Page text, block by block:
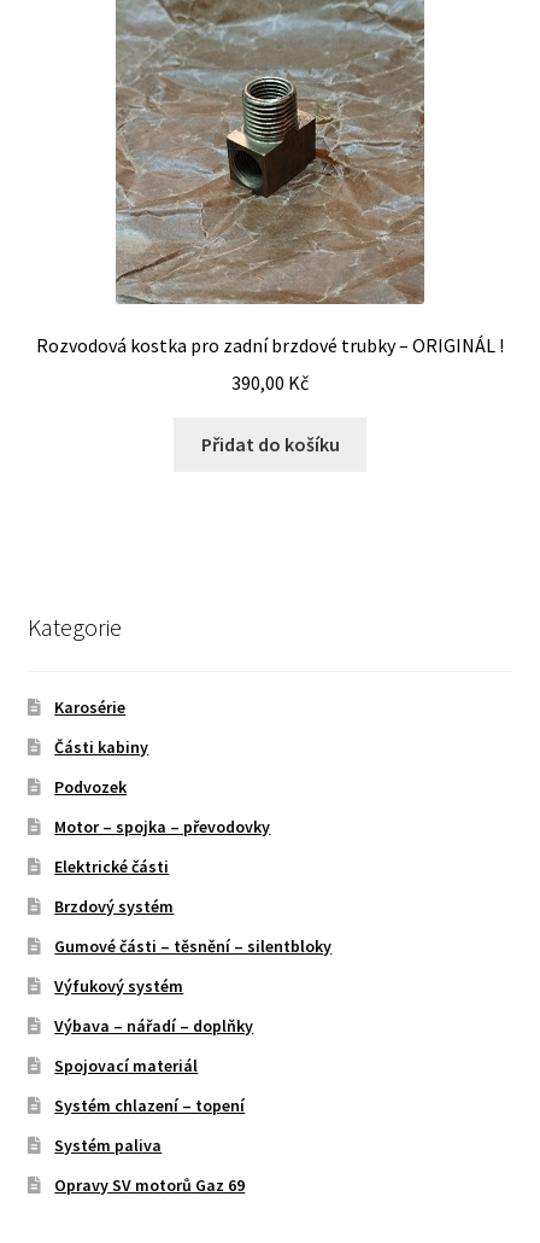
Rozvodová kostka pro zadní brzdové trubky – ORIGINÁL !
390,00 Kč
Přidat do košíku
Kategorie
Karosérie
Části kabiny
Podvozek
Motor – spojka – převodovky
Elektrické části
Brzdový systém
Gumové části – těsnění – silentbloky
Výfukový systém
Výbava – nářadí – doplňky
Spojovací materiál
Systém chlazení – topení
Systém paliva
Opravy SV motorů Gaz 69